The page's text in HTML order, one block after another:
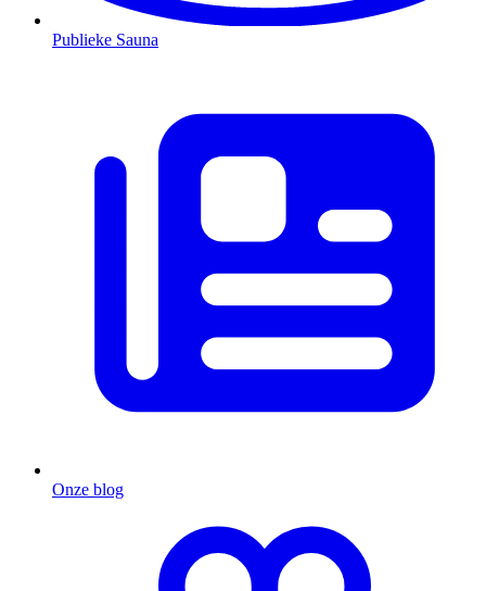
Publieke Sauna
Onze blog